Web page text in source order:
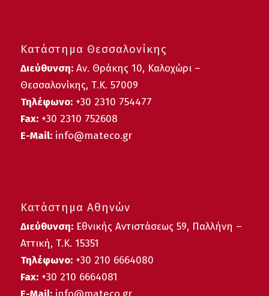
Κατάστημα Θεσσαλονίκης
Διεύθυνση:Αν. Θράκης 10, Καλοχώρι –
Θεσσαλονίκης, Τ.Κ. 57009
Τηλέφωνο:+30 2310 754477
Fax:+30 2310 752608
E-Mail:info@mateco.gr
Κατάστημα Αθηνών
Διεύθυνση:Εθνικής Αντιστάσεως 59, Παλλήνη –
Αττική, Τ.Κ. 15351
Τηλέφωνο: +30 210 6664080
Fax:+30 210 6664081